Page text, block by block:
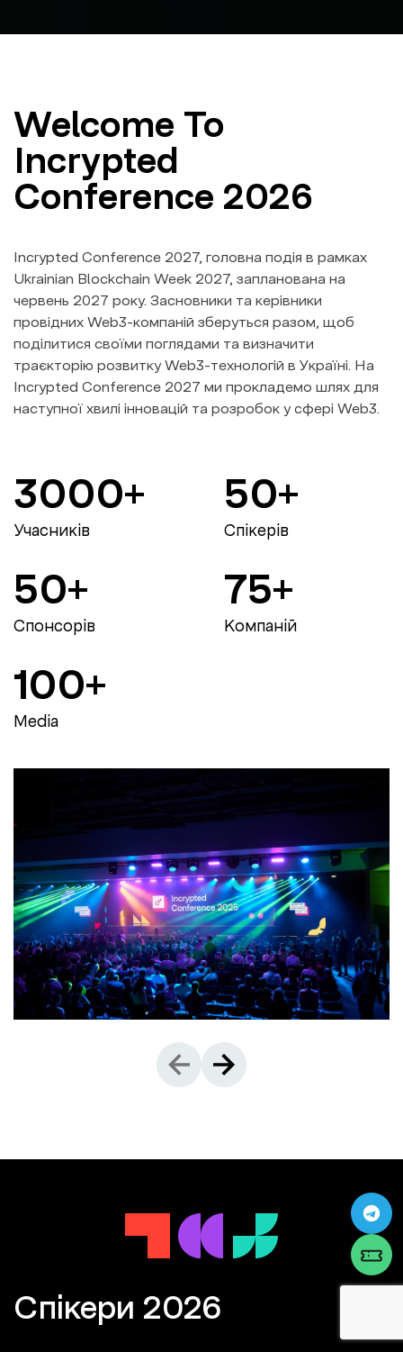
Welcome To
Incrypted
Conference 2026
Incrypted Conference 2027, головна подія в рамках
Ukrainian Blockchain Week 2027, запланована на
червень 2027 року. Засновники та керівники
провідних Web3-компаній зберуться разом, щоб
поділитися своїми поглядами та визначити
траєкторію розвитку Web3-технологій в Україні. На
Incrypted Conference 2027 ми прокладемо шлях для
наступної хвилі інновацій та розробок у сфері Web3.
3000+
Учасників
50+
Спікерів
50+
Спонсорів
75+
Компаній
100+
Media
Спікери 2026